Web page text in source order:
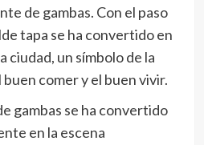
de gambas. Con el paso
tapa se ha convertido en
ciudad, un símbolo de la
comer y el buen vivir.
gambas se ha convertido
en la escena